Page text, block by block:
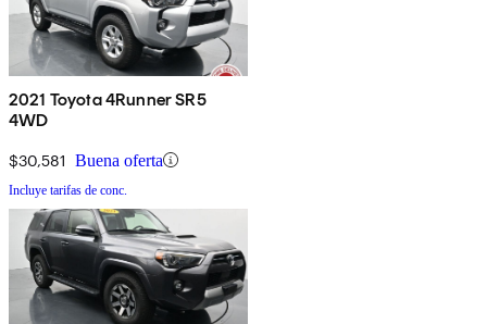
2021 Toyota 4Runner SR5
4WD
$30,581 Buena oferta
Incluye tarifas de conc.